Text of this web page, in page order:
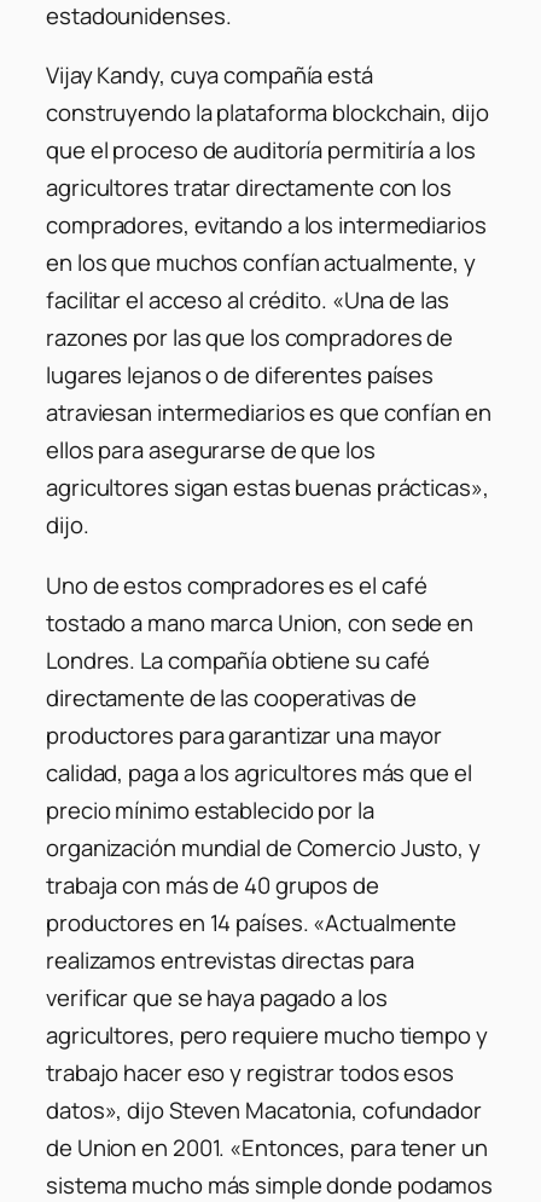
estadounidenses.
Vijay Kandy, cuya compañía está
construyendo la plataforma blockchain, dijo
que el proceso de auditoría permitiría a los
agricultores tratar directamente con los
compradores, evitando a los intermediarios
en los que muchos confían actualmente, y
facilitar el acceso al crédito. «Una de las
razones por las que los compradores de
lugares lejanos o de diferentes países
atraviesan intermediarios es que confían en
ellos para asegurarse de que los
agricultores sigan estas buenas prácticas»,
dijo.
Uno de estos compradores es el café
tostado a mano marca Union, con sede en
Londres. La compañía obtiene su café
directamente de las cooperativas de
productores para garantizar una mayor
calidad, paga a los agricultores más que el
precio mínimo establecido por la
organización mundial de Comercio Justo, y
trabaja con más de 40 grupos de
productores en 14 países. «Actualmente
realizamos entrevistas directas para
verificar que se haya pagado a los
agricultores, pero requiere mucho tiempo y
trabajo hacer eso y registrar todos esos
datos», dijo Steven Macatonia, cofundador
de Union en 2001. «Entonces, para tener un
sistema mucho más simple donde podamos